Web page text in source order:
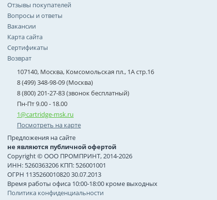
Отзывы покупателей
Вопросы и ответы
Вакансии
Карта сайта
Сертификаты
Возврат
107140, Москва, Комсомольская пл., 1А стр.16
8 (499) 348-98-09 (Москва)
8 (800) 201-27-83 (звонок бесплатный)
Пн-Пт 9.00 - 18.00
1@cartridge-msk.ru
Посмотреть на карте
Предложения на сайте
не являются публичной офертой
Copyright © ООО ПРОМПРИНТ, 2014-2026
ИНН: 5260363206 КПП: 526001001
ОГРН 1135260010820 30.07.2013
Время работы офиса 10:00-18:00 кроме выходных
Политика конфиденциальности